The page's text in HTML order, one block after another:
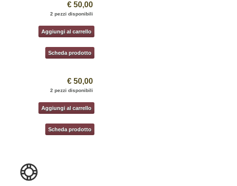
€ 50,00
2 pezzi disponibili
Aggiungi al carrello
Scheda prodotto
€ 50,00
2 pezzi disponibili
Aggiungi al carrello
Scheda prodotto